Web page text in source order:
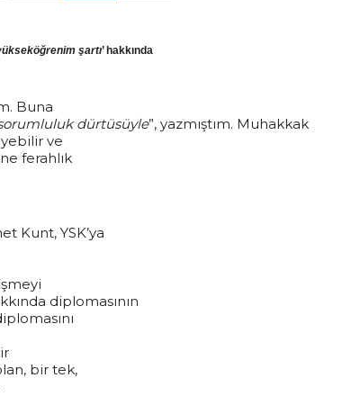
şartı’ hakkında
Buna
dürtüsüyle”, yazmıştım. Muhakkak
ve
ferahlık
Kunt, YSK’ya
diplomasının
bir tek,